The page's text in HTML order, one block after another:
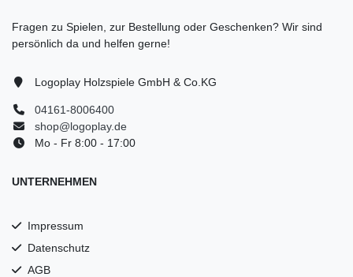
Fragen zu Spielen, zur Bestellung oder Geschenken? Wir sind
persönlich da und helfen gerne!
Logoplay Holzspiele GmbH & Co.KG
04161-8006400
shop@logoplay.de
Mo - Fr 8:00 - 17:00
UNTERNEHMEN
Impressum
Datenschutz
AGB